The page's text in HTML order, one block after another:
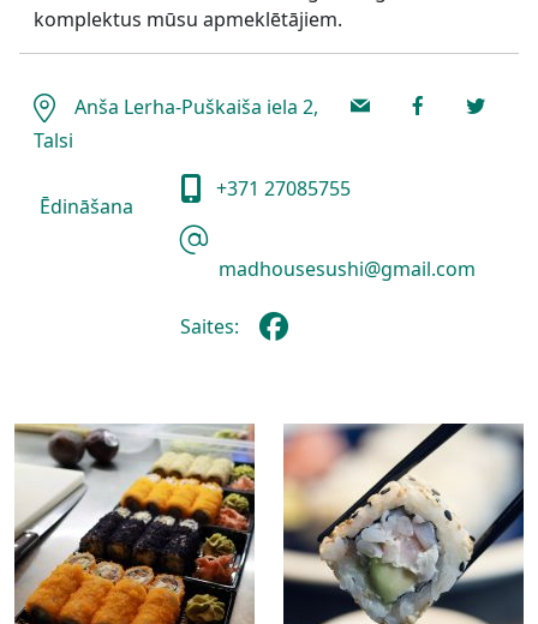
komplektus mūsu apmeklētājiem.
Anša Lerha-Puškaiša iela 2,
Talsi
Ēdināšana
+371 27085755
madhousesushi@gmail.com
Saites: